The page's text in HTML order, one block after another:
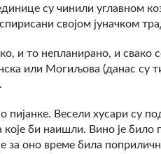
су чинили углавном
својом јуначком
и то непланирано, и
или Могиљова (данас су
пијанке. Весели хусари су
би наишли. Вино је било
за оно време била